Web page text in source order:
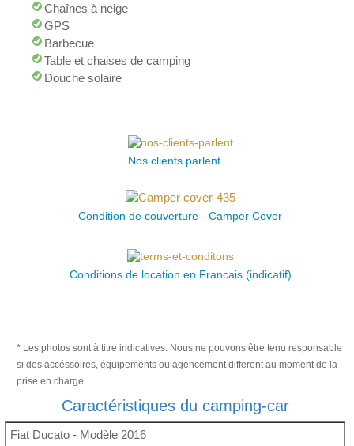
Chaînes à neige
GPS
Barbecue
Table et chaises de camping
Douche solaire
Nos clients parlent ...
Condition de couverture - Camper Cover
Conditions de location en Francais (indicatif)
* Les photos sont à titre indicatives. Nous ne pouvons être tenu responsable
si des accéssoires, équipements ou agencement different au moment de la
prise en charge.
Caractéristiques du camping-car
Fiat Ducato - Modèle 2016